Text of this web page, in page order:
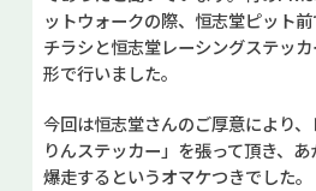
ットウォークの際、恒志堂ピット
チラシと恒志堂レーシングステッ
形で行いました。
今回は恒志堂さんのご厚意により
りんステッカー」を張って頂き、
爆走するというオマケつきでした。